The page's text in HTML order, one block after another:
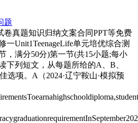
题
真题知识归纳文案合同PPT等免费
一Unit1TeenageLife单元培优综合测
，满分50分)第一节(共15小题;每小
下列短文，从每题所给的A、B、
选项。A（2024·辽宁鞍山·模拟预